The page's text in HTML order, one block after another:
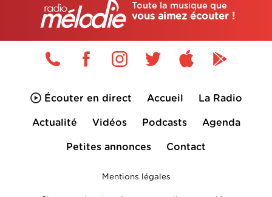
Toute la musique que
vous aimez écouter !
Écouter en direct Accueil La Radio
Actualité Vidéos Podcasts Agenda
Petites annonces Contact
Mentions légales